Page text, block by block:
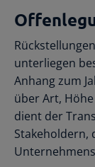
unterliegen
Anhang zum
über Art,
dient der
Stakeholdern,